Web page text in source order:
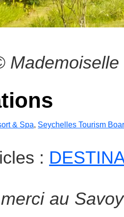
& Spa, Seychelles Tourism
:
au